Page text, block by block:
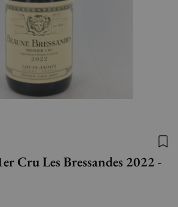
Cru Les Bressandes 2022 -